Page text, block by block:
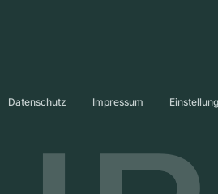
Datenschutz Impressum